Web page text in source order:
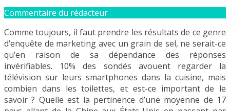
Commentaire du rédacteur
Comme toujours, il faut prendre les résultats de ce genre
d’enquête de marketing avec un grain de sel, ne serait-ce
qu’en raison de sa dépendance des réponses
invérifiables. 10% des sondés avouent regarder la
télévision sur leurs smartphones dans la cuisine, mais
combien dans les toilettes, et est-ce important de le
savoir ? Quelle est la pertinence d’une moyenne de 17